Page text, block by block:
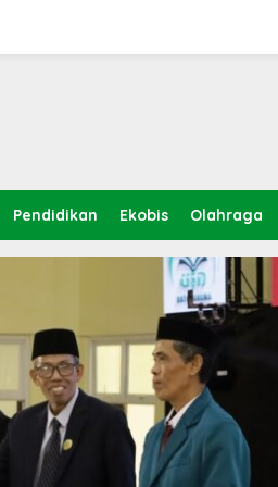
Pendidikan Ekobis Olahraga